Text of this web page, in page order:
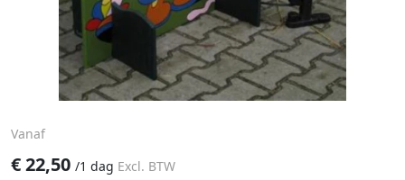
Vanaf
€22,50 /1 dag Excl. BTW